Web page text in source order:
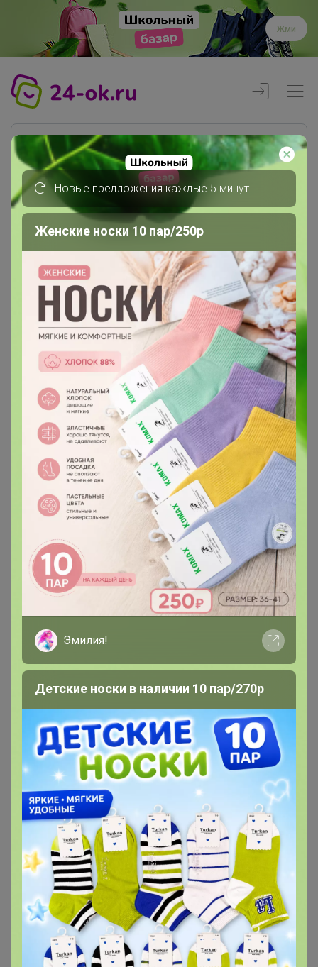
Жми
Реклама
Главная
alenka
СП79 RomGil - белорусская...
Архив
RomGil Джемпер женский
alenka
20
RomGil Джемпер женский
р Орг. 624,58р
Прием заказов на этот лот временно
приостановлен организатором. Поставьте отметку
мне нравится и мы обязательно сообщим как
только он станет доступен!
Делая заказ, Вы подтверждаете что ознакомлены с
Новые предложения каждые 5 минут
Женские носки 10 пар/250р
Эмилия!
Детские носки в наличии 10 пар/270р